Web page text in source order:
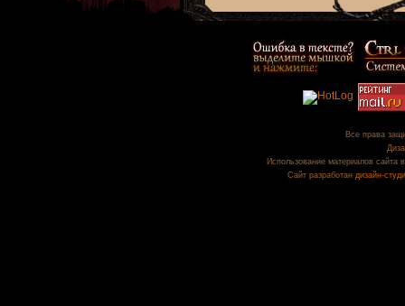
Все права
Использование материалов сайта
Сайт разработан дизайн-